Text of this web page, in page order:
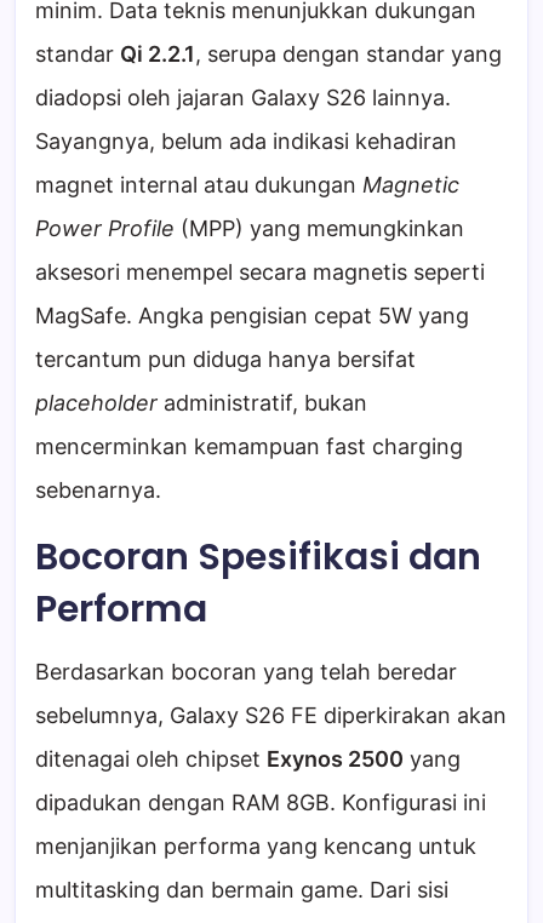
minim. Data teknis menunjukkan dukungan
standar Qi 2.2.1, serupa dengan standar yang
diadopsi oleh jajaran Galaxy S26 lainnya.
Sayangnya, belum ada indikasi kehadiran
magnet internal atau dukungan Magnetic
Power Profile (MPP) yang memungkinkan
aksesori menempel secara magnetis seperti
MagSafe. Angka pengisian cepat 5W yang
tercantum pun diduga hanya bersifat
placeholder administratif, bukan
mencerminkan kemampuan fast charging
sebenarnya.
Bocoran Spesifikasi dan
Performa
Berdasarkan bocoran yang telah beredar
sebelumnya, Galaxy S26 FE diperkirakan akan
ditenagai oleh chipset Exynos 2500 yang
dipadukan dengan RAM 8GB. Konfigurasi ini
menjanjikan performa yang kencang untuk
multitasking dan bermain game. Dari sisi